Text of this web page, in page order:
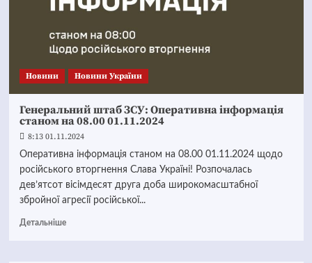
Новини Новини України
Генеральний штаб ЗСУ: Оперативна інформація
станом на 08.00 01.11.2024
8:13 01.11.2024
Оперативна інформація станом на 08.00 01.11.2024 щодо
російського вторгнення Слава Україні! Розпочалась
дев’ятсот вісімдесят друга доба широкомасштабної
збройної агресії російської...
Детальніше